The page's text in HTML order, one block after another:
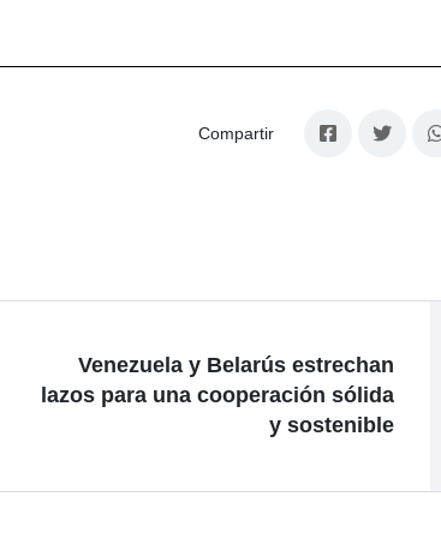
Compartir
Venezuela y Belarús estrechan
lazos para una cooperación sólida
y sostenible